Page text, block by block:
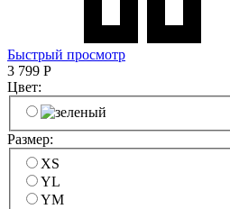
Быстрый просмотр
3 799 Р
Цвет:
Размер:
XS
YL
YM